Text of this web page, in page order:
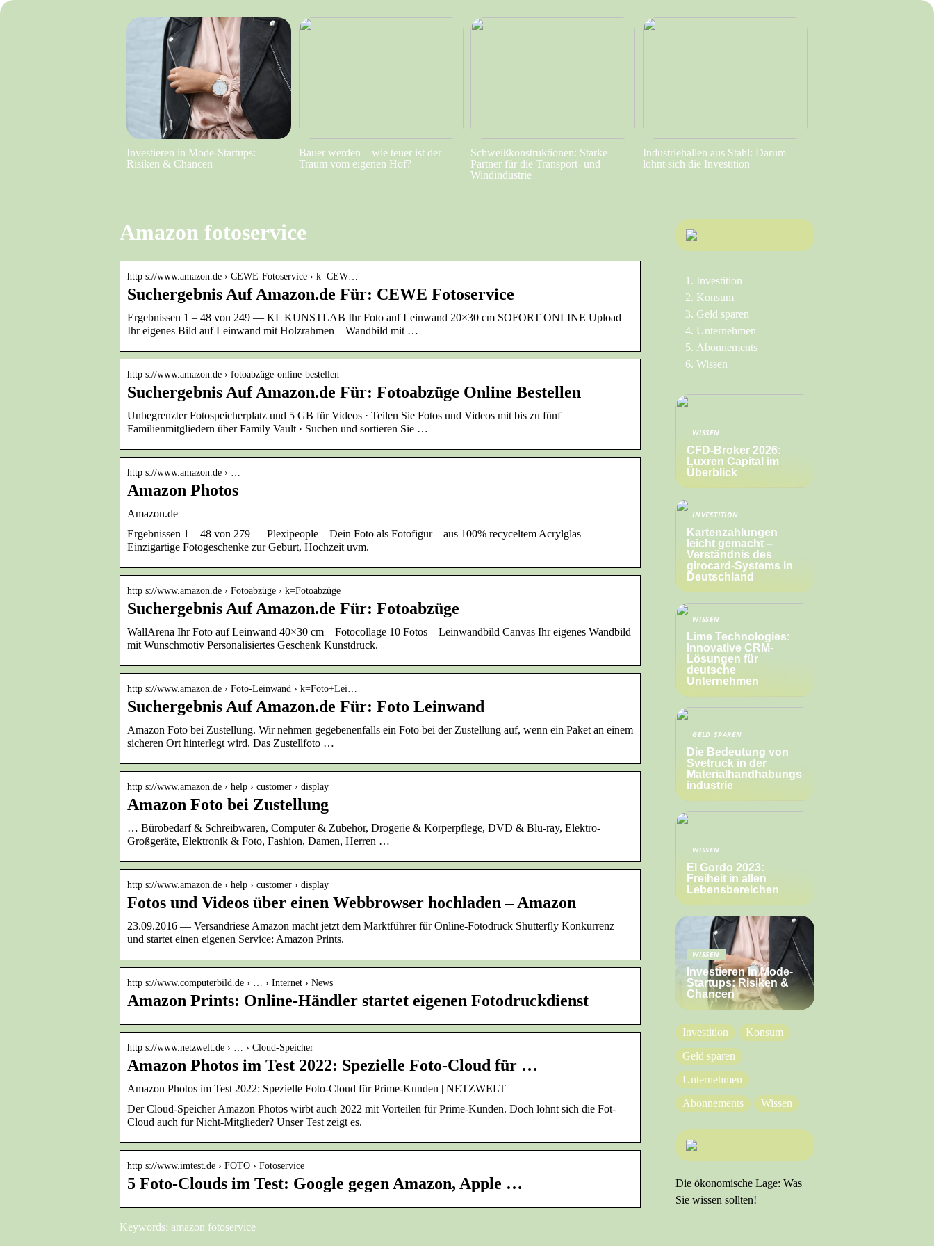
Investieren in Mode-Startups:
Risiken & Chancen
Bauer werden – wie teuer ist der
Traum vom eigenen Hof?
Schweißkonstruktionen: Starke
Partner für die Transport- und
Windindustrie
Industriehallen aus Stahl: Darum
lohnt sich die Investition
Amazon fotoservice
http s://www.amazon.de › CEWE-Fotoservice › k=CEW…
Suchergebnis Auf Amazon.de Für: CEWE Fotoservice
Ergebnissen 1 – 48 von 249 — KL KUNSTLAB Ihr Foto auf Leinwand 20×30 cm SOFORT ONLINE Upload
Ihr eigenes Bild auf Leinwand mit Holzrahmen – Wandbild mit …
http s://www.amazon.de › fotoabzüge-online-bestellen
Suchergebnis Auf Amazon.de Für: Fotoabzüge Online Bestellen
Unbegrenzter Fotospeicherplatz und 5 GB für Videos · Teilen Sie Fotos und Videos mit bis zu fünf
Familienmitgliedern über Family Vault · Suchen und sortieren Sie …
http s://www.amazon.de › …
Amazon Photos
Amazon.de
Ergebnissen 1 – 48 von 279 — Plexipeople – Dein Foto als Fotofigur – aus 100% recyceltem Acrylglas –
Einzigartige Fotogeschenke zur Geburt, Hochzeit uvm.
http s://www.amazon.de › Fotoabzüge › k=Fotoabzüge
Suchergebnis Auf Amazon.de Für: Fotoabzüge
WallArena Ihr Foto auf Leinwand 40×30 cm – Fotocollage 10 Fotos – Leinwandbild Canvas Ihr eigenes Wandbild
mit Wunschmotiv Personalisiertes Geschenk Kunstdruck.
http s://www.amazon.de › Foto-Leinwand › k=Foto+Lei…
Suchergebnis Auf Amazon.de Für: Foto Leinwand
Amazon Foto bei Zustellung. Wir nehmen gegebenenfalls ein Foto bei der Zustellung auf, wenn ein Paket an einem
sicheren Ort hinterlegt wird. Das Zustellfoto …
http s://www.amazon.de › help › customer › display
Amazon Foto bei Zustellung
… Bürobedarf & Schreibwaren, Computer & Zubehör, Drogerie & Körperpflege, DVD & Blu-ray, Elektro-
Großgeräte, Elektronik & Foto, Fashion, Damen, Herren …
http s://www.amazon.de › help › customer › display
Fotos und Videos über einen Webbrowser hochladen – Amazon
23.09.2016 — Versandriese Amazon macht jetzt dem Marktführer für Online-Fotodruck Shutterfly Konkurrenz
und startet einen eigenen Service: Amazon Prints.
http s://www.computerbild.de › … › Internet › News
Amazon Prints: Online-Händler startet eigenen Fotodruckdienst
http s://www.netzwelt.de › … › Cloud-Speicher
Amazon Photos im Test 2022: Spezielle Foto-Cloud für …
Amazon Photos im Test 2022: Spezielle Foto-Cloud für Prime-Kunden | NETZWELT
Der Cloud-Speicher Amazon Photos wirbt auch 2022 mit Vorteilen für Prime-Kunden. Doch lohnt sich die Fot-
Cloud auch für Nicht-Mitglieder? Unser Test zeigt es.
http s://www.imtest.de › FOTO › Fotoservice
5 Foto-Clouds im Test: Google gegen Amazon, Apple …
Keywords: amazon fotoservice
Investition
Konsum
Geld sparen
Unternehmen
Abonnements
Wissen
WISSEN
CFD-Broker 2026:
Luxren Capital im
Überblick
INVESTITION
Kartenzahlungen
leicht gemacht –
Verständnis des
girocard-Systems in
Deutschland
WISSEN
Lime Technologies:
Innovative CRM-
Lösungen für
deutsche
Unternehmen
GELD SPAREN
Die Bedeutung von
Svetruck in der
Materialhandhabungs
industrie
WISSEN
El Gordo 2023:
Freiheit in allen
Lebensbereichen
WISSEN
Investieren in Mode-
Startups: Risiken &
Chancen
Investition
Konsum
Geld sparen
Unternehmen
Abonnements
Wissen
Die ökonomische Lage: Was
Sie wissen sollten!